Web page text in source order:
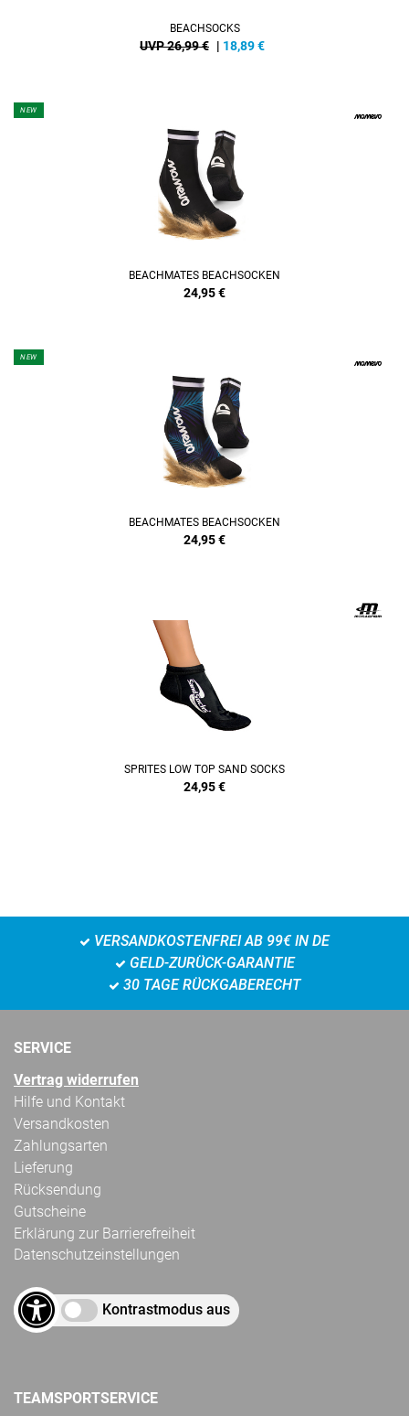
BEACHSOCKS
UVP 26,99 € | 18,89€
NEW
BEACHMATES BEACHSOCKEN
24,95€
NEW
BEACHMATES BEACHSOCKEN
24,95€
SPRITES LOW TOP SAND SOCKS
24,95€
VERSANDKOSTENFREI AB 99€ IN DE
GELD-ZURÜCK-GARANTIE
30 TAGE RÜCKGABERECHT
SERVICE
Vertrag widerrufen
Hilfe und Kontakt
Versandkosten
Zahlungsarten
Lieferung
Rücksendung
Gutscheine
Erklärung zur Barrierefreiheit
Datenschutzeinstellungen
Kontrastmodus aus
TEAMSPORTSERVICE